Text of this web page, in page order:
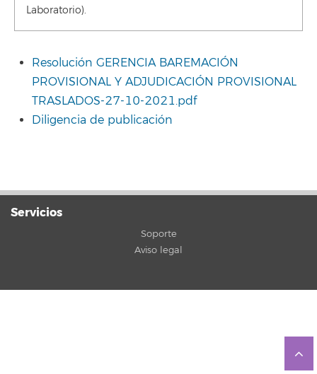
Laboratorio).
Resolución GERENCIA BAREMACIÓN
PROVISIONAL Y ADJUDICACIÓN PROVISIONAL
TRASLADOS-27-10-2021.pdf
Diligencia de publicación
Servicios
Soporte
Aviso legal